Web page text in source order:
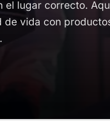
el lugar correcto.
de vida con